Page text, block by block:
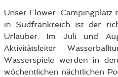
Unser Flower-Campingplatz
in Südfrankreich ist der
Urlauber. Im Juli und
Aktivitätsleiter
Wasserspiele werden in
wöchentlichen nächtlichen